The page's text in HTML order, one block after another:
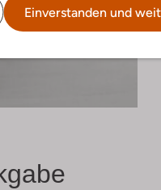
Einverstanden und